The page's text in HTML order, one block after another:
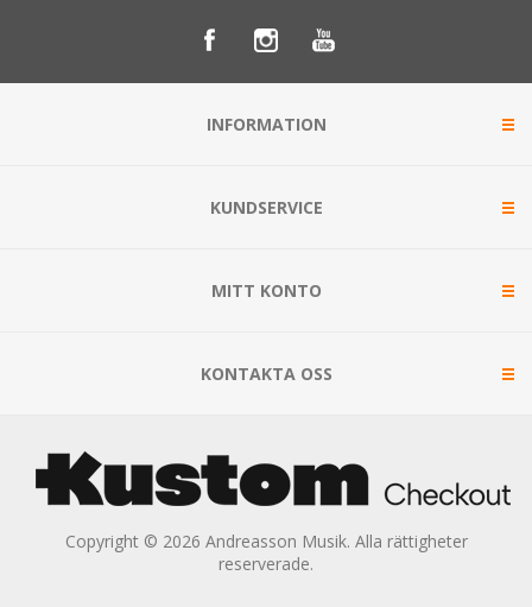
INFORMATION
KUNDSERVICE
MITT KONTO
KONTAKTA OSS
Copyright © 2026 Andreasson Musik. Alla rättigheter
reserverade.